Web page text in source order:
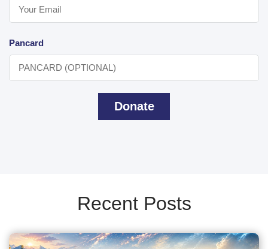
Pancard
Donate
Recent Posts